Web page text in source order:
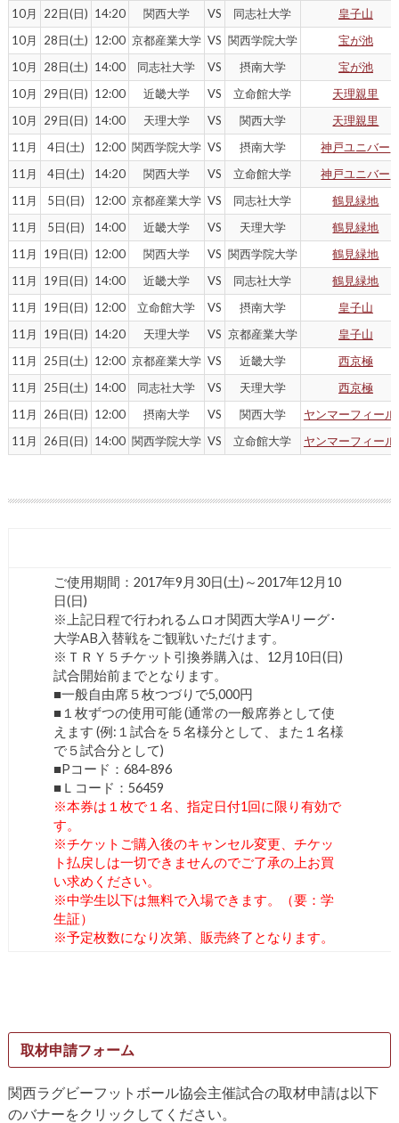
10月 22日(日) 14:20 関西大学 VS 同志社大学
皇子山
10月
28日(土) 12:00 京都産業大学 VS 関西学院大学
宝が池
10月
28日(土) 14:00 同志社大学 VS 摂南大学
宝が池
10月
29日(日) 12:00 近畿大学 VS 立命館大学
天理親里
10月
29日(日) 14:00 天理大学 VS 関西大学
天理親里
11月
4日(土) 12:00 関西学院大学 VS 摂南大学
神戸ユニバー
11月
4日(土) 14:20 関西大学 VS 立命館大学
神戸ユニバー
11月
5日(日) 12:00 京都産業大学 VS 同志社大学
鶴見緑地
11月
5日(日) 14:00 近畿大学 VS 天理大学
鶴見緑地
11月
19日(日) 12:00 関西大学 VS 関西学院大学
鶴見緑地
11月
19日(日) 14:00 近畿大学 VS 同志社大学
鶴見緑地
11月
19日(日) 12:00 立命館大学 VS 摂南大学
皇子山
11月
19日(日) 14:20 天理大学 VS 京都産業大学
皇子山
11月
25日(土) 12:00 京都産業大学 VS 近畿大学
西京極
11月
25日(土) 14:00 同志社大学 VS 天理大学
西京極
11月
26日(日) 12:00 摂南大学 VS 関西大学
ヤンマーフィール
11月
26日(日) 14:00 関西学院大学 VS 立命館大学 ヤンマーフィール
ご使用期間：2017年9月30日(土)～2017年12月10
日(日)
※上記日程で行われるムロオ関西大学Aリーグ･
大学AB入替戦をご観戦いただけます。
※ＴＲＹ５チケット引換券購入は、12月10日(日)
試合開始前までとなります。
■一般自由席５枚つづりで5,000円
■１枚ずつの使用可能 (通常の一般席券として使
えます (例:１試合を５名様分として、また１名様
で５試合分として)
■Pコード：684-896
■Ｌコード：56459
※本券は１枚で１名、指定日付1回に限り有効で
す。
※チケットご購入後のキャンセル変更、チケッ
ト払戻しは一切できませんのでご了承の上お買
い求めください。
※中学生以下は無料で入場できます。（要：学
生証）
※予定枚数になり次第、販売終了となります。
取材申請フォーム
関西ラグビーフットボール協会主催試合の取材申請は以下
のバナーをクリックしてください。